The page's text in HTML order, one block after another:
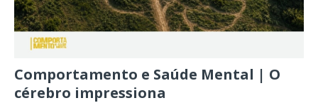
Comportamento e Saúde Mental | O
cérebro impressiona